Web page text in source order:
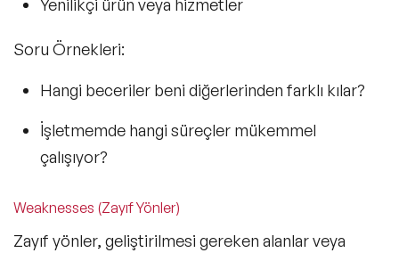
Yenilikçi ürün veya hizmetler
Soru Örnekleri:
Hangi beceriler beni diğerlerinden farklı kılar?
İşletmemde hangi süreçler mükemmel
çalışıyor?
Weaknesses (Zayıf Yönler)
Zayıf yönler, geliştirilmesi gereken alanlar veya